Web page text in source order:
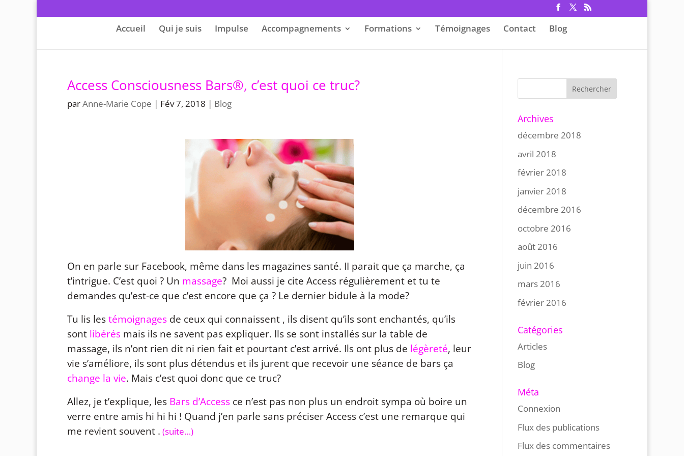
Accueil Qui je suis Impulse Accompagnements Formations Témoignages Contact Blog
Access Consciousness Bars®, c’est quoi ce truc?
parAnne-Marie Cope | Fév 7, 2018 | Blog
On en parle sur Facebook, même dans les magazines santé. II parait que ça marche, ça
t’intrigue. C’est quoi ? Un massage? Moi aussi je cite Access régulièrement et tu te
demandes qu’est-ce que c’est encore que ça ? Le dernier bidule à la mode?
Tu lis les témoignages de ceux qui connaissent , ils disent qu’ils sont enchantés, qu’ils
sont libérés mais ils ne savent pas expliquer. Ils se sont installés sur la table de
massage, ils n’ont rien dit ni rien fait et pourtant c’est arrivé. Ils ont plus de légèreté, leur
vie s’améliore, ils sont plus détendus et ils jurent que recevoir une séance de bars ça
change la vie. Mais c’est quoi donc que ce truc?
Allez, je t’explique, les Bars d’Access ce n’est pas non plus un endroit sympa où boire un
verre entre amis hi hi hi ! Quand j’en parle sans préciser Access c’est une remarque qui
me revient souvent . (suite…)
Archives
décembre 2018
avril 2018
février 2018
janvier 2018
décembre 2016
octobre 2016
août 2016
juin 2016
mars 2016
février 2016
Catégories
Articles
Blog
Méta
Connexion
Flux des publications
Flux des commentaires